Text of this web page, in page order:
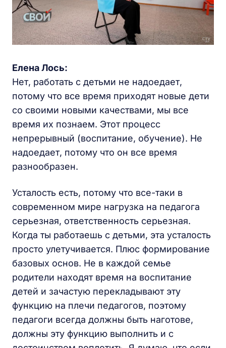
Елена Лось:
Нет, работать с детьми не надоедает,
потому что все время приходят новые дети
со своими новыми качествами, мы все
время их познаем. Этот процесс
непрерывный (воспитание, обучение). Не
надоедает, потому что он все время
разнообразен.
Усталость есть, потому что все-таки в
современном мире нагрузка на педагога
серьезная, ответственность серьезная.
Когда ты работаешь с детьми, эта усталость
просто улетучивается. Плюс формирование
базовых основ. Не в каждой семье
родители находят время на воспитание
детей и зачастую перекладывают эту
функцию на плечи педагогов, поэтому
педагоги всегда должны быть наготове,
должны эту функцию выполнить и с